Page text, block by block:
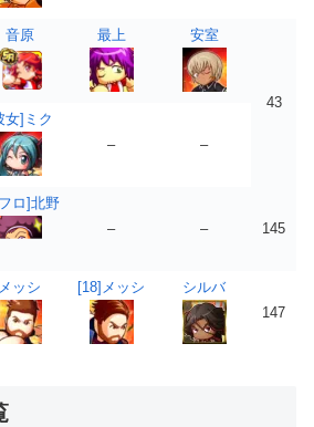
音原 最上 安室
43
女]ミク
–
–
ロ]北野
–
– 145
メッシ [18]メッシ
シルバ
147